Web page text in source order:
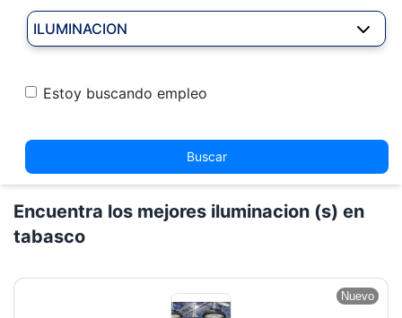
ILUMINACION
Estoy buscando empleo
Buscar
Encuentra los mejores iluminacion (s) en
tabasco
Nuevo